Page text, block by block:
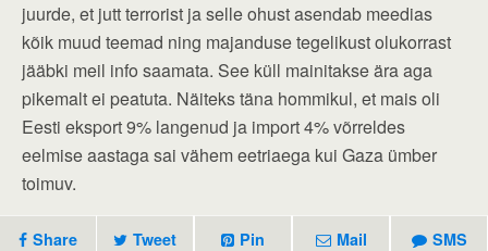
juurde, et jutt terrorist ja selle ohust asendab meedias
kõik muud teemad ning majanduse tegelikust olukorrast
jääbki meil info saamata. See küll mainitakse ära aga
pikemalt ei peatuta. Näiteks täna hommikul, et mais oli
Eesti eksport 9% langenud ja import 4% võrreldes
eelmise aastaga sai vähem eetriaega kui Gaza ümber
toimuv.
Share Tweet Pin Mail SMS